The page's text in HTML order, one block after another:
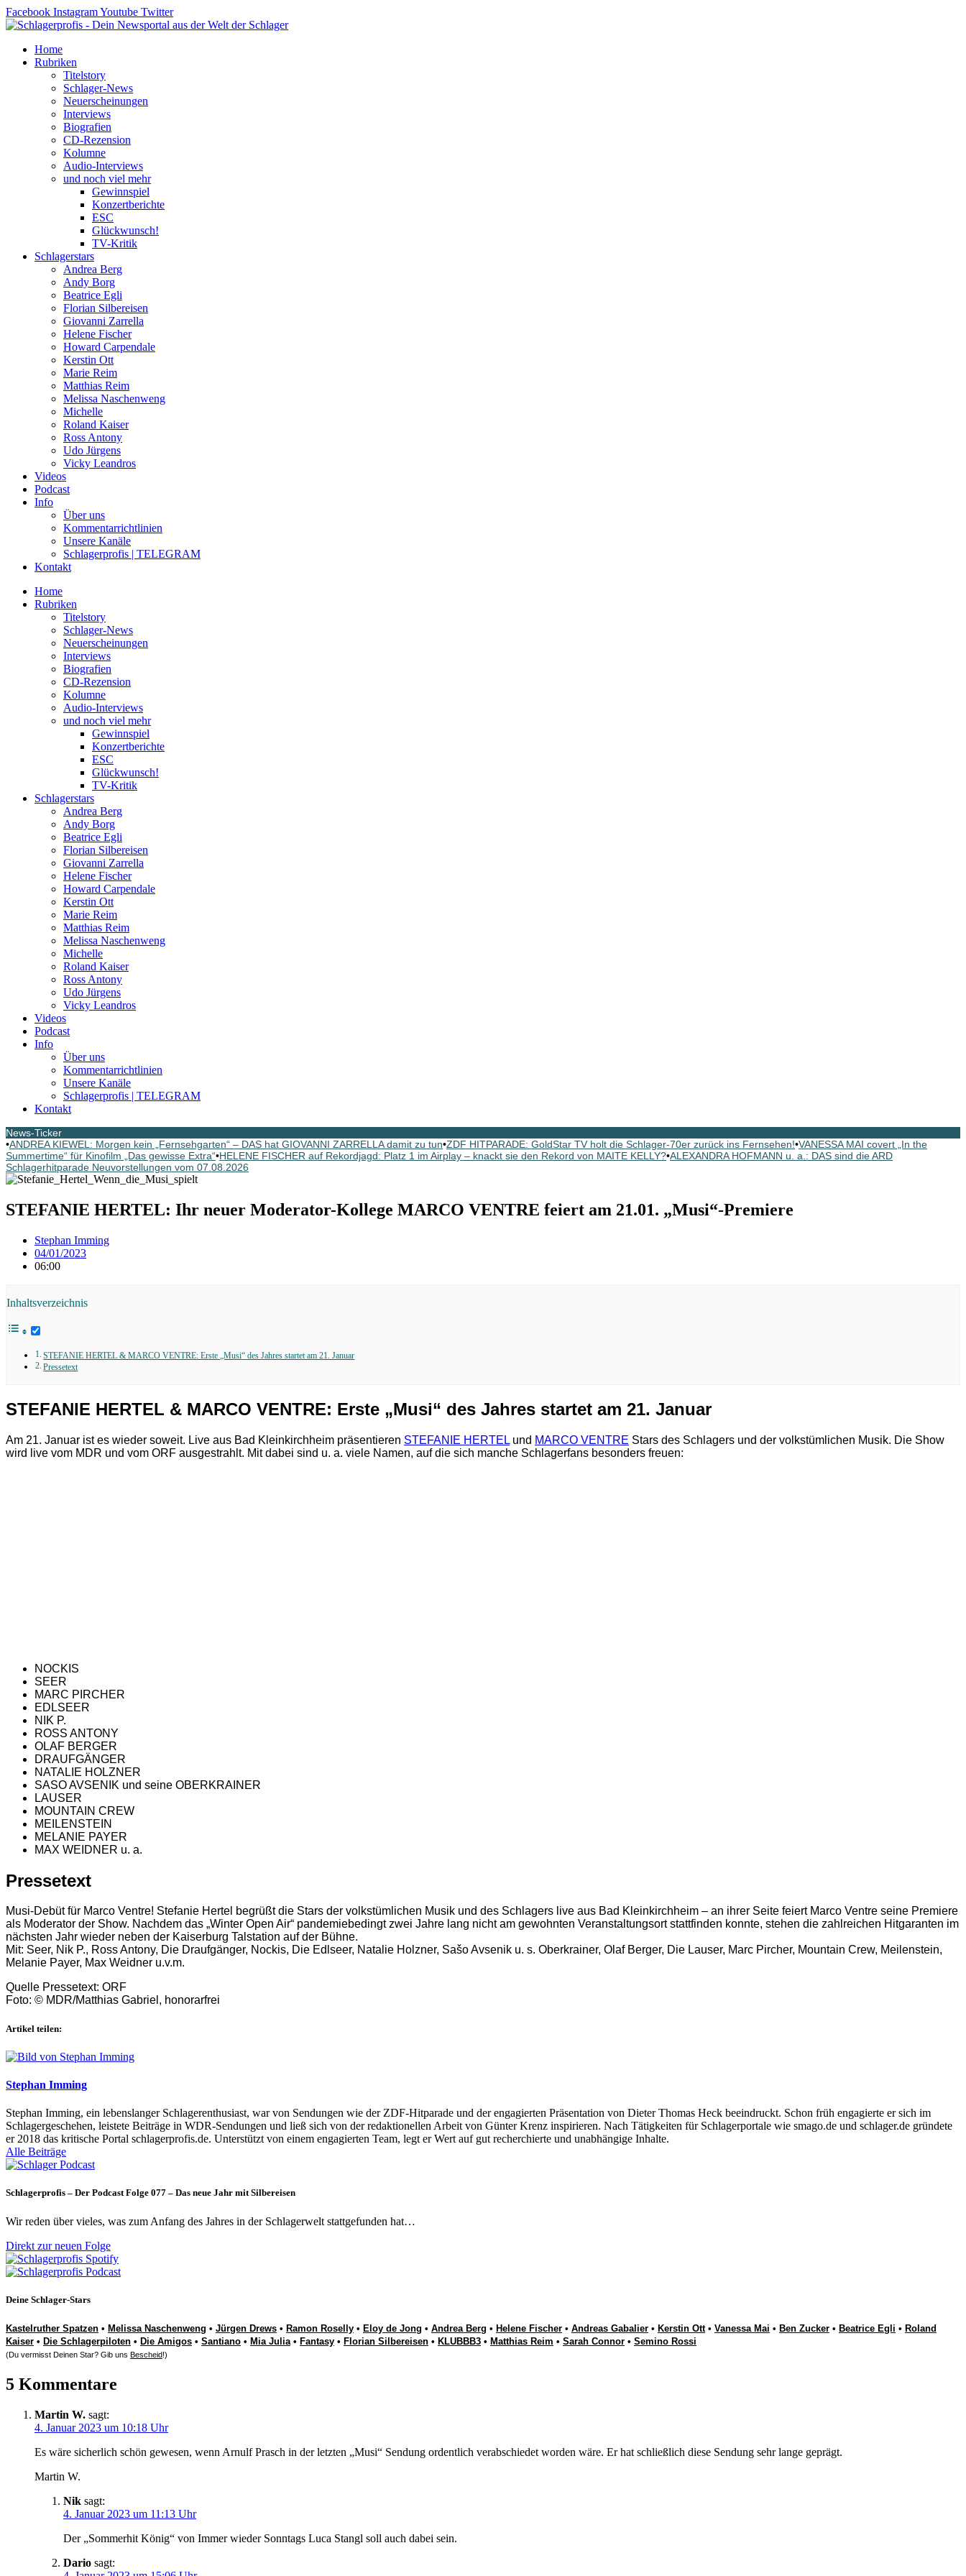
Zum
Inhalt
Facebook InstagramYoutube Twitter
Home
Rubriken
Titelstory
Schlager-News
Neuerscheinungen
Interviews
Biografien
CD-Rezension
Kolumne
Audio-Interviews
und noch viel mehr
Gewinnspiel
Konzertberichte
ESC
Glückwunsch!
TV-Kritik
Schlagerstars
Andrea Berg
Andy Borg
Beatrice Egli
Florian Silbereisen
Giovanni Zarrella
Helene Fischer
Howard Carpendale
Kerstin Ott
Marie Reim
Matthias Reim
Melissa Naschenweng
Michelle
Roland Kaiser
Ross Antony
Udo Jürgens
Vicky Leandros
Videos
Podcast
Info
Über uns
Kommentarrichtlinien
Unsere Kanäle
Schlagerprofis | TELEGRAM
Kontakt
Home
Rubriken
Titelstory
Schlager-News
Neuerscheinungen
Interviews
Biografien
CD-Rezension
Kolumne
Audio-Interviews
und noch viel mehr
Gewinnspiel
Konzertberichte
ESC
Glückwunsch!
TV-Kritik
Schlagerstars
Andrea Berg
Andy Borg
Beatrice Egli
Florian Silbereisen
Giovanni Zarrella
Helene Fischer
Howard Carpendale
Kerstin Ott
Marie Reim
Matthias Reim
Melissa Naschenweng
Michelle
Roland Kaiser
Ross Antony
Udo Jürgens
Vicky Leandros
Videos
Podcast
Info
Über uns
Kommentarrichtlinien
Unsere Kanäle
Schlagerprofis | TELEGRAM
Kontakt
News-Ticker
•ANDREA KIEWEL: Morgen kein „Fernsehgarten“ – DAS hat GIOVANNI ZARRELLA damit zu tun•ZDF HITPARADE: GoldStar TV holt die Schlager-70er zurück ins Fernsehen!•VANESSA MAI covert „In the
Summertime“ für Kinofilm „Das gewisse Extra“•HELENE FISCHER auf Rekordjagd: Platz 1 im Airplay – knackt sie den Rekord von MAITE KELLY?•ALEXANDRA HOFMANN u. a.: DAS sind die ARD
Schlagerhitparade Neuvorstellungen vom 07.08.2026
STEFANIE HERTEL: Ihr neuer Moderator-Kollege MARCO VENTRE feiert am 21.01. „Musi“-Premiere
Stephan Imming
04/01/2023
06:00
Inhaltsverzeichnis
STEFANIE HERTEL & MARCO VENTRE: Erste „Musi“ des Jahres startet am 21. Januar
Pressetext
STEFANIE HERTEL & MARCO VENTRE: Erste „Musi“ des Jahres startet am 21. Januar
Am 21. Januar ist es wieder soweit. Live aus Bad Kleinkirchheim präsentieren STEFANIE HERTEL und MARCO VENTRE Stars des Schlagers und der volkstümlichen Musik. Die Show
wird live vom MDR und vom ORF ausgestrahlt. Mit dabei sind u. a. viele Namen, auf die sich manche Schlagerfans besonders freuen:
NOCKIS
SEER
MARC PIRCHER
EDLSEER
NIK P.
ROSS ANTONY
OLAF BERGER
DRAUFGÄNGER
NATALIE HOLZNER
SASO AVSENIK und seine OBERKRAINER
LAUSER
MOUNTAIN CREW
MEILENSTEIN
MELANIE PAYER
MAX WEIDNER u. a.
Pressetext
Musi-Debüt für Marco Ventre! Stefanie Hertel begrüßt die Stars der volkstümlichen Musik und des Schlagers live aus Bad Kleinkirchheim – an ihrer Seite feiert Marco Ventre seine Premiere
als Moderator der Show. Nachdem das „Winter Open Air“ pandemiebedingt zwei Jahre lang nicht am gewohnten Veranstaltungsort stattfinden konnte, stehen die zahlreichen Hitgaranten im
nächsten Jahr wieder neben der Kaiserburg Talstation auf der Bühne.
Mit: Seer, Nik P., Ross Antony, Die Draufgänger, Nockis, Die Edlseer, Natalie Holzner, Sašo Avsenik u. s. Oberkrainer, Olaf Berger, Die Lauser, Marc Pircher, Mountain Crew, Meilenstein,
Melanie Payer, Max Weidner u.v.m.
Quelle Pressetext: ORF
Foto: © MDR/Matthias Gabriel, honorarfrei
Artikel teilen:
Stephan Imming
Stephan Imming, ein lebenslanger Schlagerenthusiast, war von Sendungen wie der ZDF-Hitparade und der engagierten Präsentation von Dieter Thomas Heck beeindruckt. Schon früh engagierte er sich im
Schlagergeschehen, leistete Beiträge in WDR-Sendungen und ließ sich von der redaktionellen Arbeit von Günter Krenz inspirieren. Nach Tätigkeiten für Schlagerportale wie smago.de und schlager.de gründete
er 2018 das kritische Portal schlagerprofis.de. Unterstützt von einem engagierten Team, legt er Wert auf gut recherchierte und unabhängige Inhalte.
Alle Beiträge
Schlagerprofis – Der Podcast Folge 077 – Das neue Jahr mit Silbereisen
Wir reden über vieles, was zum Anfang des Jahres in der Schlagerwelt stattgefunden hat…
Direkt zur neuen Folge
Deine Schlager-Stars
Kastelruther Spatzen • Melissa Naschenweng • Jürgen Drews • Ramon Roselly • Eloy de Jong • Andrea Berg • Helene Fischer • Andreas Gabalier • Kerstin Ott• Vanessa Mai • Ben Zucker • Beatrice Egli • Roland
Kaiser • Die Schlagerpiloten • Die Amigos • Santiano • Mia Julia• Fantasy • Florian Silbereisen • KLUBBB3 • Matthias Reim • Sarah Connor • Semino Rossi
(Du vermisst Deinen Star? Gib uns Bescheid!)
5 Kommentare
Martin W. sagt:
4. Januar 2023 um 10:18 Uhr
Es wäre sicherlich schön gewesen, wenn Arnulf Prasch in der letzten „Musi“ Sendung ordentlich verabschiedet worden wäre. Er hat schließlich diese Sendung sehr lange geprägt.
Martin W.
Nik sagt:
4. Januar 2023 um 11:13 Uhr
Der „Sommerhit König“ von Immer wieder Sonntags Luca Stangl soll auch dabei sein.
Dario sagt: